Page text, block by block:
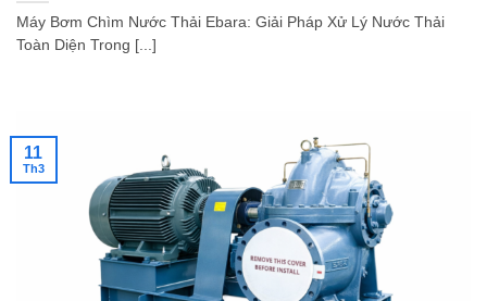
Máy Bơm Chìm Nước Thải Ebara: Giải Pháp Xử Lý Nước Thải
Toàn Diện Trong [...]
11
Th3